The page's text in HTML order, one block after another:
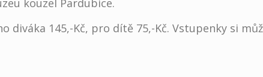
kouzel Pardubice.
diváka 145,-Kč, pro dítě 75,-Kč. Vstupenky si